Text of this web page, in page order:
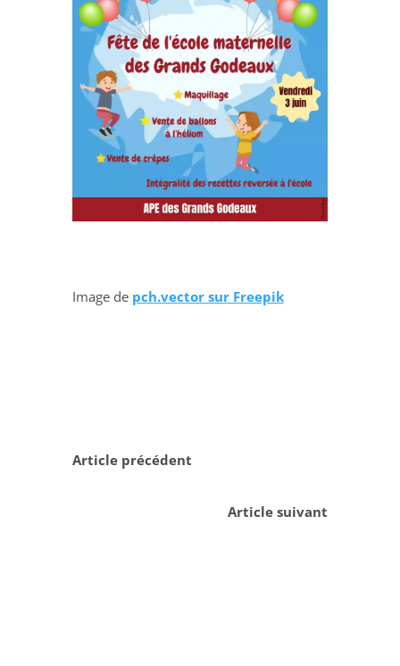
Image de pch.vector sur Freepik
Article précédent
Article suivant